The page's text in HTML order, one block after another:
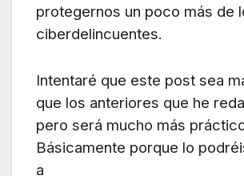
protegernos un poco más de
ciberdelincuentes.
Intentaré que este post sea
que los anteriores que he
pero será mucho más
Básicamente porque lo
a